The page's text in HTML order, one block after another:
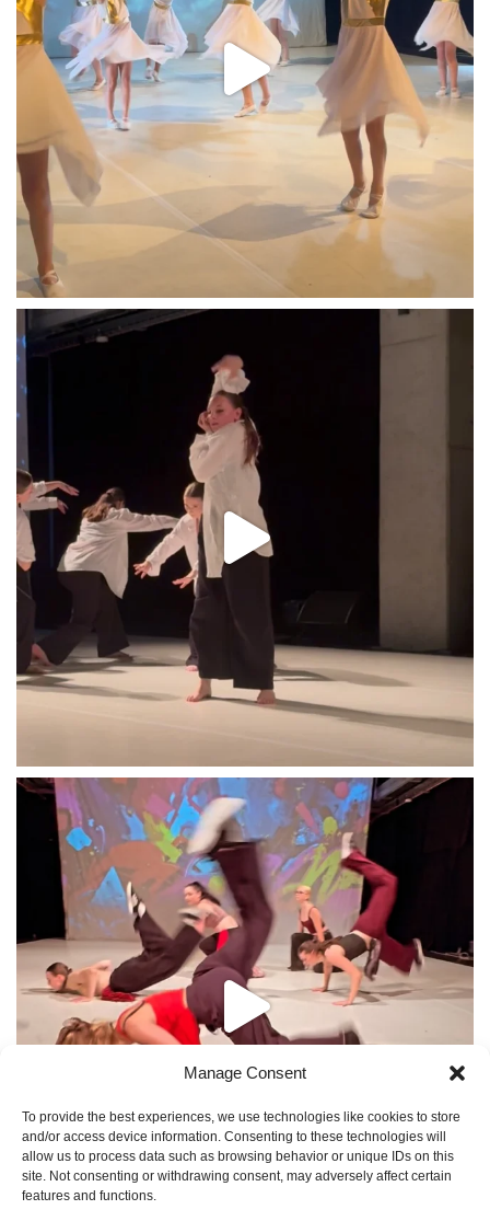
Manage Consent
To provide the best experiences, we use technologies like cookies to store
and/or access device information. Consenting to these technologies will
allow us to process data such as browsing behavior or unique IDs on this
site. Not consenting or withdrawing consent, may adversely affect certain
features and functions.